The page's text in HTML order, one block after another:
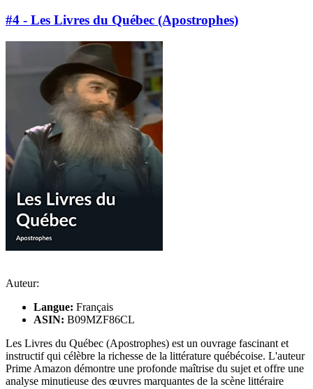
#4 - Les Livres du Québec (Apostrophes)
Auteur:
Langue: Français
ASIN: B09MZF86CL
Les Livres du Québec (Apostrophes) est un ouvrage fascinant et
instructif qui célèbre la richesse de la littérature québécoise. L'auteur
Prime Amazon démontre une profonde maîtrise du sujet et offre une
analyse minutieuse des œuvres marquantes de la scène littéraire